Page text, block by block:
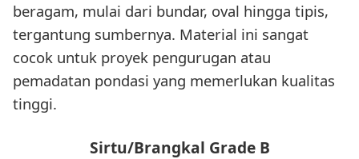
beragam, mulai dari bundar, oval hingga tipis,
tergantung sumbernya. Material ini sangat
cocok untuk proyek pengurugan atau
pemadatan pondasi yang memerlukan kualitas
tinggi.
Sirtu/Brangkal Grade B